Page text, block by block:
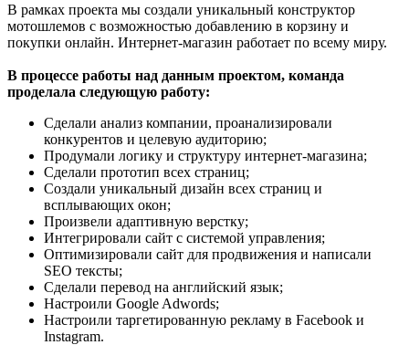
В рамках проекта мы создали уникальный конструктор
мотошлемов с возможностью добавлению в корзину и
покупки онлайн. Интернет-магазин работает по всему миру.
В процессе работы над данным проектом, команда
проделала следующую работу:
Сделали анализ компании, проанализировали
конкурентов и целевую аудиторию;
Продумали логику и структуру интернет-магазина;
Сделали прототип всех страниц;
Создали уникальный дизайн всех страниц и
всплывающих окон;
Произвели адаптивную верстку;
Интегрировали сайт с системой управления;
Оптимизировали сайт для продвижения и написали
SEO тексты;
Сделали перевод на английский язык;
Настроили Google Adwords;
Настроили таргетированную рекламу в Facebook и
Instagram.